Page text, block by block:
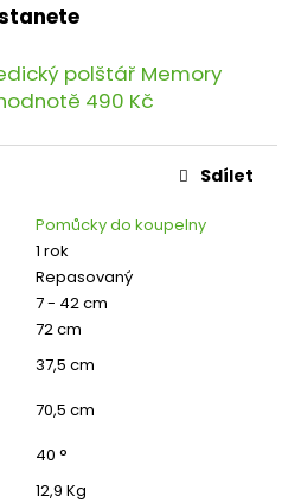
polštář Memory
490 Kč
Pomůcky do koupelny
1 rok
Repasovaný
7 - 42 cm
72 cm
37,5 cm
70,5 cm
40 °
12,9 Kg
Sdílet